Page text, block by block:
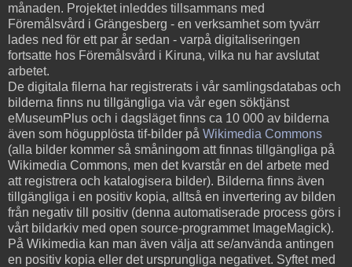
månaden. Projektet inleddes tillsammans med
Föremålsvård i Grängesberg - en verksamhet som tyvärr
lades ned för ett par år sedan - varpå digitaliseringen
fortsatte hos Föremålsvård i Kiruna, vilka nu har avslutat
arbetet.
De digitala filerna har registrerats i vår samlingsdatabas och
bilderna finns nu tillgängliga via vår egen söktjänst
eMuseumPlus och i dagsläget finns ca 10 000 av bilderna
även som högupplösta tif-bilder på Wikimedia Commons
(alla bilder kommer så småningom att finnas tillgängliga på
Wikimedia Commons, men det kvarstår en del arbete med
att registrera och katalogisera bilder). Bilderna finns även
tillgängliga i en positiv kopia, alltså en invertering av bilden
från negativ till positiv (denna automatiserade process görs i
vårt bildarkiv med open source-programmet ImageMagick).
På Wikimedia kan man även välja att se/använda antingen
en positiv kopia eller det ursprungliga negativet. Syftet med